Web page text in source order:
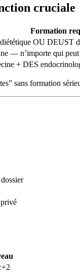
cruciale
Formation
OU DEUST
— n’importe qui peut
+ DES
sans formation